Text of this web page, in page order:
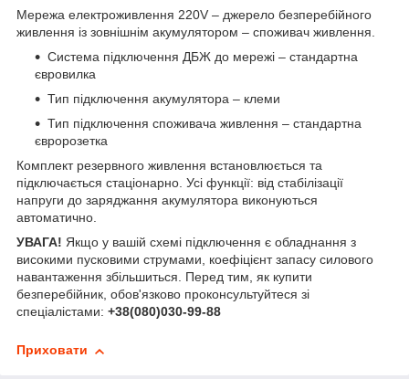
Мережа електроживлення 220V – джерело безперебійного
живлення із зовнішнім акумулятором – споживач живлення.
Система підключення ДБЖ до мережі – стандартна
євровилка
Тип підключення акумулятора – клеми
Тип підключення споживача живлення – стандартна
євророзетка
Комплект резервного живлення встановлюється та
підключається стаціонарно. Усі функції: від стабілізації
напруги до заряджання акумулятора виконуються
автоматично.
УВАГА! Якщо у вашій схемі підключення є обладнання з
високими пусковими струмами, коефіцієнт запасу силового
навантаження збільшиться. Перед тим, як купити
безперебійник, обов'язково проконсультуйтеся зі
спеціалістами: +38(080)030-99-88
Приховати